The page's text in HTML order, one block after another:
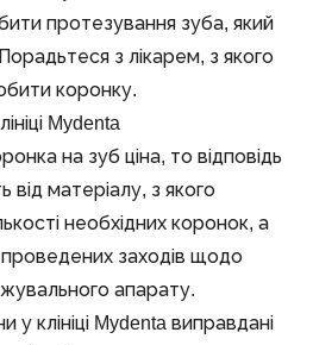
протезування зуба, який
з лікарем, з якого
коронку.
Mydenta
на зуб ціна, то відповідь
матеріалу, з якого
необхідних коронок, а
заходів щодо
апарату.
у клініці Mydenta виправдані